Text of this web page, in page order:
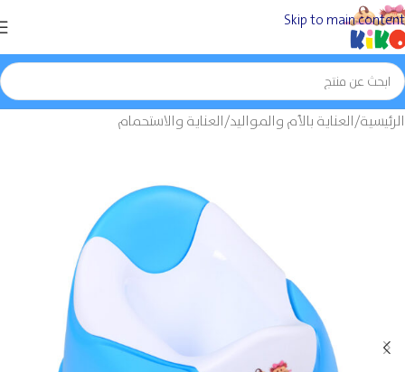
Skip to main content
الرئيسية/العناية بالأم والمواليد/العناية والاستحمام